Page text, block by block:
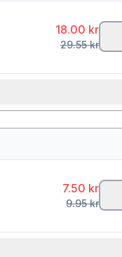
18.00 kr
29.55kr
7.50 kr
9.95kr